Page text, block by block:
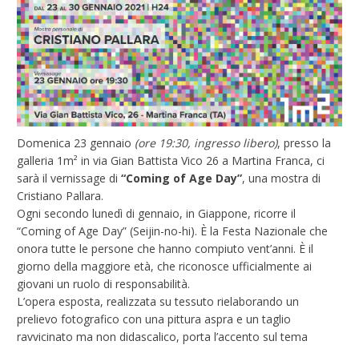
Domenica 23 gennaio (ore 19:30, ingresso libero), presso la
galleria 1m² in via Gian Battista Vico 26 a Martina Franca, ci
sarà il vernissage di“Coming of Age Day”, una mostra di
Cristiano Pallara.
Ogni secondo lunedì di gennaio, in Giappone, ricorre il
“Coming of Age Day” (Seijin-no-hi). È la Festa Nazionale che
onora tutte le persone che hanno compiuto vent’anni. È il
giorno della maggiore età, che riconosce ufficialmente ai
giovani un ruolo di responsabilità.
L’opera esposta, realizzata su tessuto rielaborando un
prelievo fotografico con una pittura aspra e un taglio
ravvicinato ma non didascalico, porta l’accento sul tema